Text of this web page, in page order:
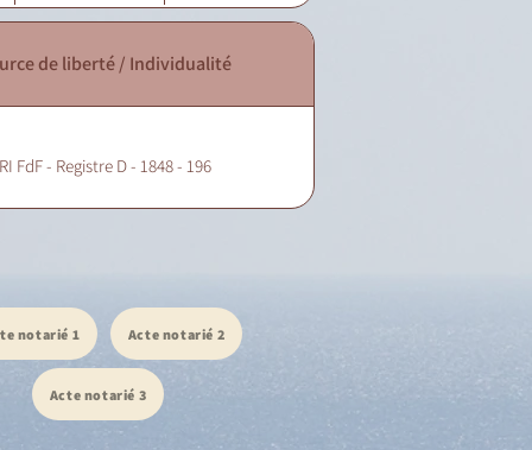
de liberté / Individualité
FdF - Registre D - 1848 - 196
notarié 1 Acte notarié 2
Acte notarié 3